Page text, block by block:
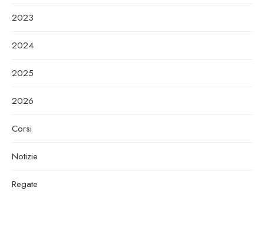
2023
2024
2025
2026
Corsi
Notizie
Regate